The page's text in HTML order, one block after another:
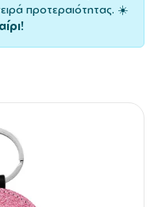
προτεραιότητας. ☀️